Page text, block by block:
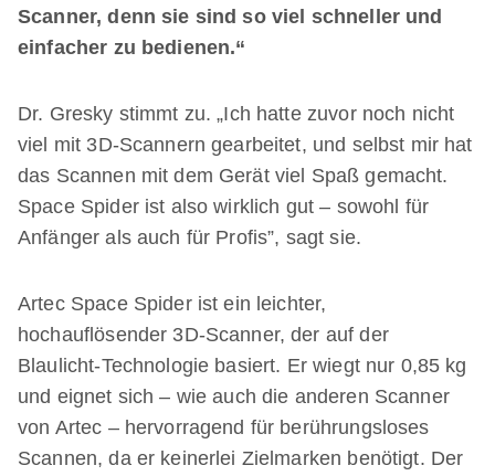
Scanner, denn sie sind so viel schneller und
einfacher zu bedienen.“
Dr. Gresky stimmt zu. „Ich hatte zuvor noch nicht
viel mit 3D-Scannern gearbeitet, und selbst mir hat
das Scannen mit dem Gerät viel Spaß gemacht.
Space Spider ist also wirklich gut – sowohl für
Anfänger als auch für Profis”, sagt sie.
Artec Space Spider ist ein leichter,
hochauflösender 3D-Scanner, der auf der
Blaulicht-Technologie basiert. Er wiegt nur 0,85 kg
und eignet sich – wie auch die anderen Scanner
von Artec – hervorragend für berührungsloses
Scannen, da er keinerlei Zielmarken benötigt. Der